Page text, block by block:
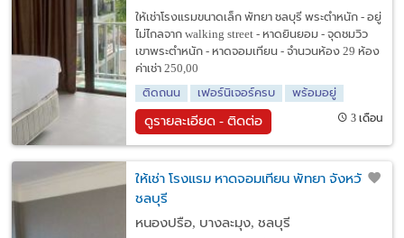
ให้เช่าโรงแรมขนาดเล็ก พัทยา ชลบุรี พระตำหนัก - อยู่
ไม่ไกลจาก walking street - หาดยินยอม - จุดชมวิว
เขาพระตำหนัก - หาดจอมเทียน - จำนวนห้อง 29 ห้อง
ค่าเช่า 250,00
ติดถนน
เฟอร์นิเจอร์ครบ พร้อมอยู่
ดูรายละเอียด - ติดต่อ 3 เดือน
ให้เช่า โรงแรม หาดจอมเทียน พัทยา จังหวัด
ชลบุรี
หนองปรือ, บางละมุง, ชลบุรี